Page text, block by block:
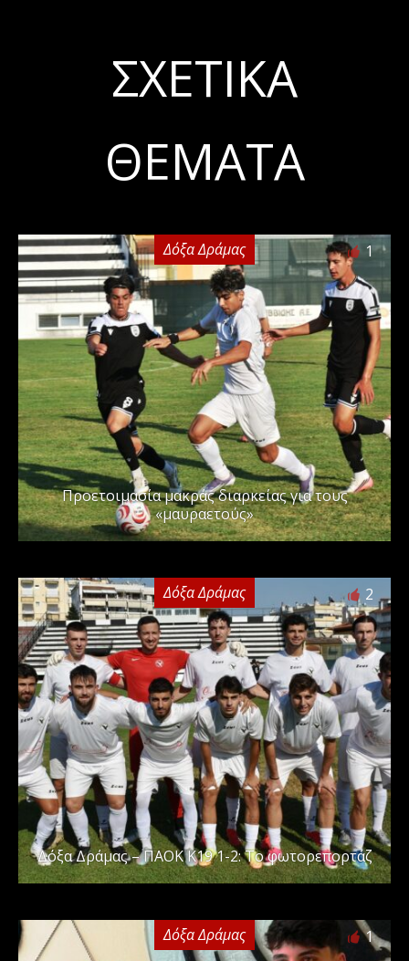
ΣΧΕΤΙΚΆ
ΘΈΜΑΤΑ
Δόξα Δράμας 1
Προετοιμασία μακράς διαρκείας για τους
«μαυραετούς»
Δόξα Δράμας 2
Δόξα Δράμας – ΠΑΟΚ Κ19 1-2: Το φωτορεπορτάζ
Δόξα Δράμας 1